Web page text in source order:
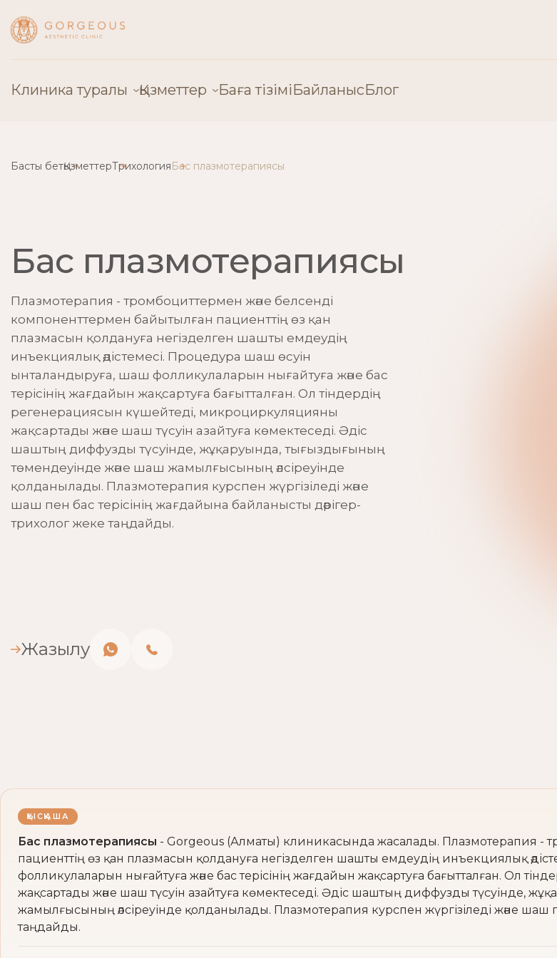
Клиника туралы
Клиника туралы
Пікірлер
Байланыс
Қызметтер
Пластикалық хирургия
Балалар хирургиясы
Трихология
Күтім процедуралары
Пирсинг
Пластикалық
Пластикалық
Баға тізіміБайланысБлог
Басты бетҚызметтерТрихологияБас плазмотерапиясы
Бас плазмотерапиясы
Плазмотерапия - тромбоциттермен және белсенді
компоненттермен байытылған пациенттің өз қан
плазмасын қолдануға негізделген шашты емдеудің
инъекциялық әдістемесі. Процедура шаш өсуін
ынталандыруға, шаш фолликулаларын нығайтуға және бас
терісінің жағдайын жақсартуға бағытталған. Ол тіндердің
регенерациясын күшейтеді, микроциркуляцияны
жақсартады және шаш түсуін азайтуға көмектеседі. Әдіс
шаштың диффузды түсуінде, жұқаруында, тығыздығының
төмендеуінде және шаш жамылғысының әлсіреуінде
қолданылады. Плазмотерапия курспен жүргізіледі және
шаш пен бас терісінің жағдайына байланысты дәрігер-
трихолог жеке таңдайды.
Жазылу
ҚЫСҚАША
Бас плазмотерапиясы - Gorgeous (Алматы) клиникасында жасалады. Плазмотерапия -
пациенттің өз қан плазмасын қолдануға негізделген шашты емдеудің инъекциялық
фолликулаларын нығайтуға және бас терісінің жағдайын жақсартуға бағытталған. Ол
жақсартады және шаш түсуін азайтуға көмектеседі. Әдіс шаштың диффузды түсуінде,
жамылғысының әлсіреуінде қолданылады. Плазмотерапия курспен жүргізіледі және шаш
таңдайды.